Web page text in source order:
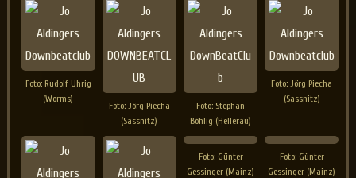
Foto: Rudolf Uhrig
(Worms)
Foto: Jörg Piecha
(Sassnitz)
Foto: Stephan
Böhlig (Hellerau)
Foto: Jörg Piecha
(Sassnitz)
Foto: Günter
Gessinger (Mainz)
Foto: Günter
Gessinger (Mainz)